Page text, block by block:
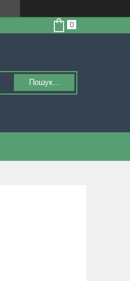
Пошук...